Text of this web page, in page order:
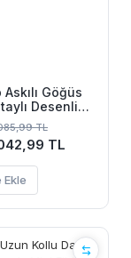
Askılı Göğüs
Desenli
Elbise
TL
TL
Ekle